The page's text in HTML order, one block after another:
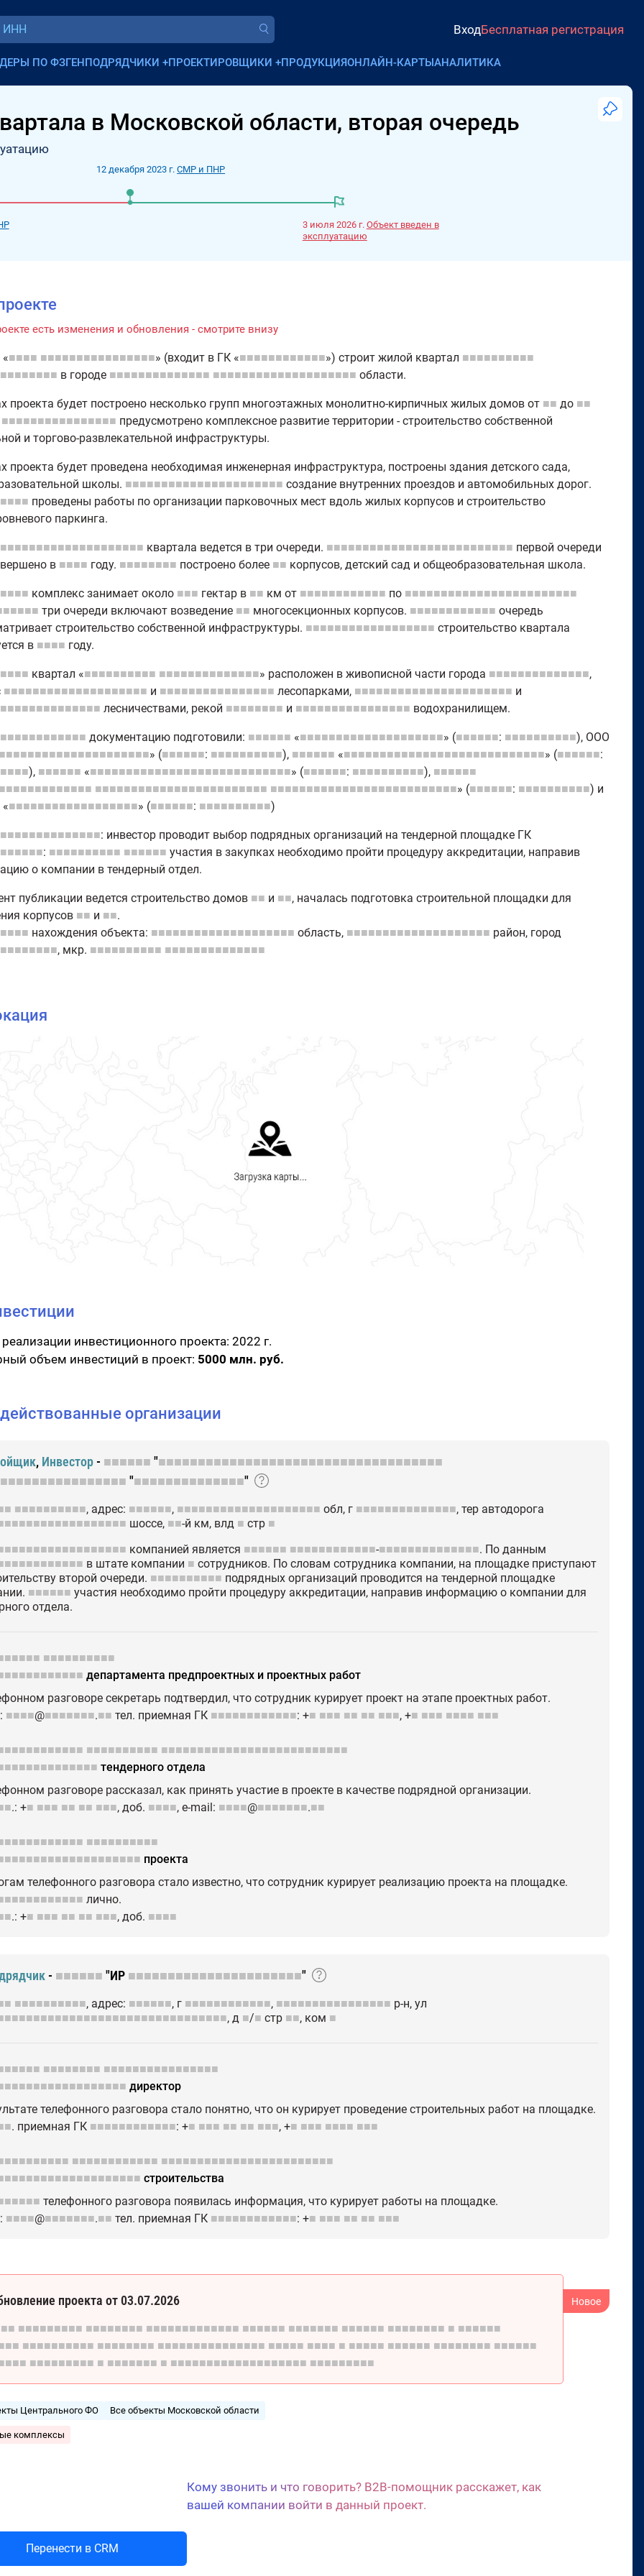
ВходБесплатная регистрация
ПО ФЗГЕНПОДРЯДЧИКИ +ПРОЕКТИРОВЩИКИ +ПРОДУКЦИЯОНЛАЙН-КАРТЫАНАЛИТИКА
в Московской области, вторая очередь
12 декабря 2023 г.СМР и ПНР
3 июля 2026 г. Объект введен в
эксплуатацию
есть изменения и обновления - смотрите внизу
«■■■■ ■■■■■■■■■■■■■■■■» (входит в ГК «■■■■■■■■■■■■») строит жилой квартал ■■■■■■■■■■
в городе ■■■■■■■■■■■■■■ ■■■■■■■■■■■■■■■■■■■■ области.
проекта будет построено несколько групп многоэтажных монолитно-кирпичных жилых домов от ■■ до ■■
■■■■■■■■■■■■■■■■ предусмотрено комплексное развитие территории - строительство собственной
и торгово-развлекательной инфраструктуры.
проекта будет проведена необходимая инженерная инфраструктура, построены здания детского сада,
школы. ■■■■■■■■■■■■■■■■■■■■■■ создание внутренних проездов и автомобильных дорог.
проведены работы по организации парковочных мест вдоль жилых корпусов и строительство
паркинга.
квартала ведется в три очереди. ■■■■■■■■■■■■■■■■■■■■■■■■■■ первой очереди
в ■■■■ году. ■■■■■■■■ построено более ■■ корпусов, детский сад и общеобразовательная школа.
комплекс занимает около ■■■ гектар в ■■ км от ■■■■■■■■■■■■ по ■■■■■■■■■■■■■■■■■■■■■■■■
три очереди включают возведение ■■ многосекционных корпусов. ■■■■■■■■■■■■ очередь
строительство собственной инфраструктуры. ■■■■■■■■■■■■■■■■■■ строительство квартала
в ■■■■ году.
квартал «■■■■■■■■■■ ■■■■■■■■■■■■■■» расположен в живописной части города ■■■■■■■■■■■■■■,
■■■■■■■■■■■■■■■■■■■■ и ■■■■■■■■■■■■■■■■ лесопарками, ■■■■■■■■■■■■■■■■■■■■■■ и
лесничествами, рекой ■■■■■■■■ и ■■■■■■■■■■■■■■■■ водохранилищем.
документацию подготовили: ■■■■■■ «■■■■■■■■■■■■■■■■■■■■» (■■■■■■: ■■■■■■■■■■), ООО
» (■■■■■■: ■■■■■■■■■■), ■■■■■■ «■■■■■■■■■■■■■■■■■■■■■■■■■■■■» (■■■■■■:
), ■■■■■■ «■■■■■■■■■■■■■■■■■■■■■■■■■■■■» (■■■■■■: ■■■■■■■■■■), ■■■■■■
■■■■■■■■■■■■■■■■■■■■■■■■ ■■■■■■■■■■■■■■■■■■■■■■■■■■» (■■■■■■: ■■■■■■■■■■) и
«■■■■■■■■■■■■■■■■■■» (■■■■■■: ■■■■■■■■■■)
: инвестор проводит выбор подрядных организаций на тендерной площадке ГК
: ■■■■■■■■■■ ■■■■■■ участия в закупках необходимо пройти процедуру аккредитации, направив
о компании в тендерный отдел.
публикации ведется строительство домов ■■ и ■■, началась подготовка строительной площадки для
корпусов ■■ и ■■.
нахождения объекта: ■■■■■■■■■■■■■■■■■■■■ область, ■■■■■■■■■■■■■■■■■■■■ район, город
, мкр. ■■■■■■■■■■ ■■■■■■■■■■■■■■
инвестиционного проекта: 2022 г.
объем инвестиций в проект: 5000 млн. руб.
организации
, Инвестор - ■■■■■■ "■■■■■■■■■■■■■■■■■■■■■■■■■■■■■■■■■■■■
"■■■■■■■■■■■■■■"
■■■■■■■■■■, адрес: ■■■■■■, ■■■■■■■■■■■■■■■■■■■■ обл, г ■■■■■■■■■■■■■■, тер автодорога
шоссе, ■■-й км, влд ■ стр ■
компанией является ■■■■■■ ■■■■■■■■■■■■-■■■■■■■■■■■■■■. По данным
в штате компании ■ сотрудников. По словам сотрудника компании, на площадке приступают
второй очереди. ■■■■■■■■■■ подрядных организаций проводится на тендерной площадке
■■■■■■ участия необходимо пройти процедуру аккредитации, направив информацию о компании для
отдела.
■■■■■■■■■■
департамента предпроектных и проектных работ
разговоре секретарь подтвердил, что сотрудник курирует проект на этапе проектных работ.
■■■■@■■■■■■■.■■ тел. приемная ГК ■■■■■■■■■■■■: +■ ■■■ ■■ ■■ ■■■, +■ ■■■ ■■■■ ■■■
■■■■■■■■■■ ■■■■■■■■■■■■■■■■■■■■■■■■■■
тендерного отдела
разговоре рассказал, как принять участие в проекте в качестве подрядной организации.
.: +■ ■■■ ■■ ■■ ■■■, доб. ■■■■, е-mail: ■■■■@■■■■■■■.■■
■■■■■■■■■■
проекта
телефонного разговора стало известно, что сотрудник курирует реализацию проекта на площадке.
лично.
.: +■ ■■■ ■■ ■■ ■■■, доб. ■■■■
- ■■■■■■ "ИР ■■■■■■■■■■■■■■■■■■■■■■"
■■■■■■■■■■, адрес: ■■■■■■, г ■■■■■■■■■■■■, ■■■■■■■■■■■■■■■■ р-н, ул
, д ■/■ стр ■■, ком ■
■■■■■■■■ ■■■■■■■■■■■■■■■■
директор
телефонного разговора стало понятно, что он курирует проведение строительных работ на площадке.
. приемная ГК ■■■■■■■■■■■■: +■ ■■■ ■■ ■■ ■■■, +■ ■■■ ■■■■ ■■■
■■■■■■■■■■■■ ■■■■■■■■■■■■■■■■■■■■■■■■
строительства
телефонного разговора появилась информация, что курирует работы на площадке.
■■■■@■■■■■■■.■■ тел. приемная ГК ■■■■■■■■■■■■: +■ ■■■ ■■ ■■ ■■■
проекта от 03.07.2026
■■■■■■■■■ ■■■■■■■■ ■■■■■■■■■■■■■ ■■■■■■ ■■■■■■■ ■■■■■■ ■■■■■■■■ ■ ■■■■■■
■■■■■■■■■■ ■■■■■■■■ ■■■■■■■■■■■■■■■ ■■■■■ ■■■■ ■ ■■■■■ ■■■■■■ ■■■■■■■■ ■■■■■■
■■■■■■■■■ ■ ■■■■■■■ ■ ■■■■■■■■■■■■■■■■■■■ ■■■■■■■■■
Центрального ФО Все объекты Московской области
комплексы
Кому звонить и что говорить? B2B-помощник расскажет, как
вашей компании войти в данный проект.
Перенести в CRM